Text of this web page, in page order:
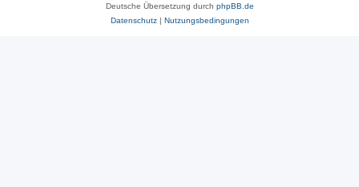
Deutsche Übersetzung durch phpBB.de
Datenschutz| Nutzungsbedingungen